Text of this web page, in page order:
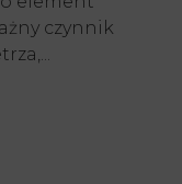
czynnik